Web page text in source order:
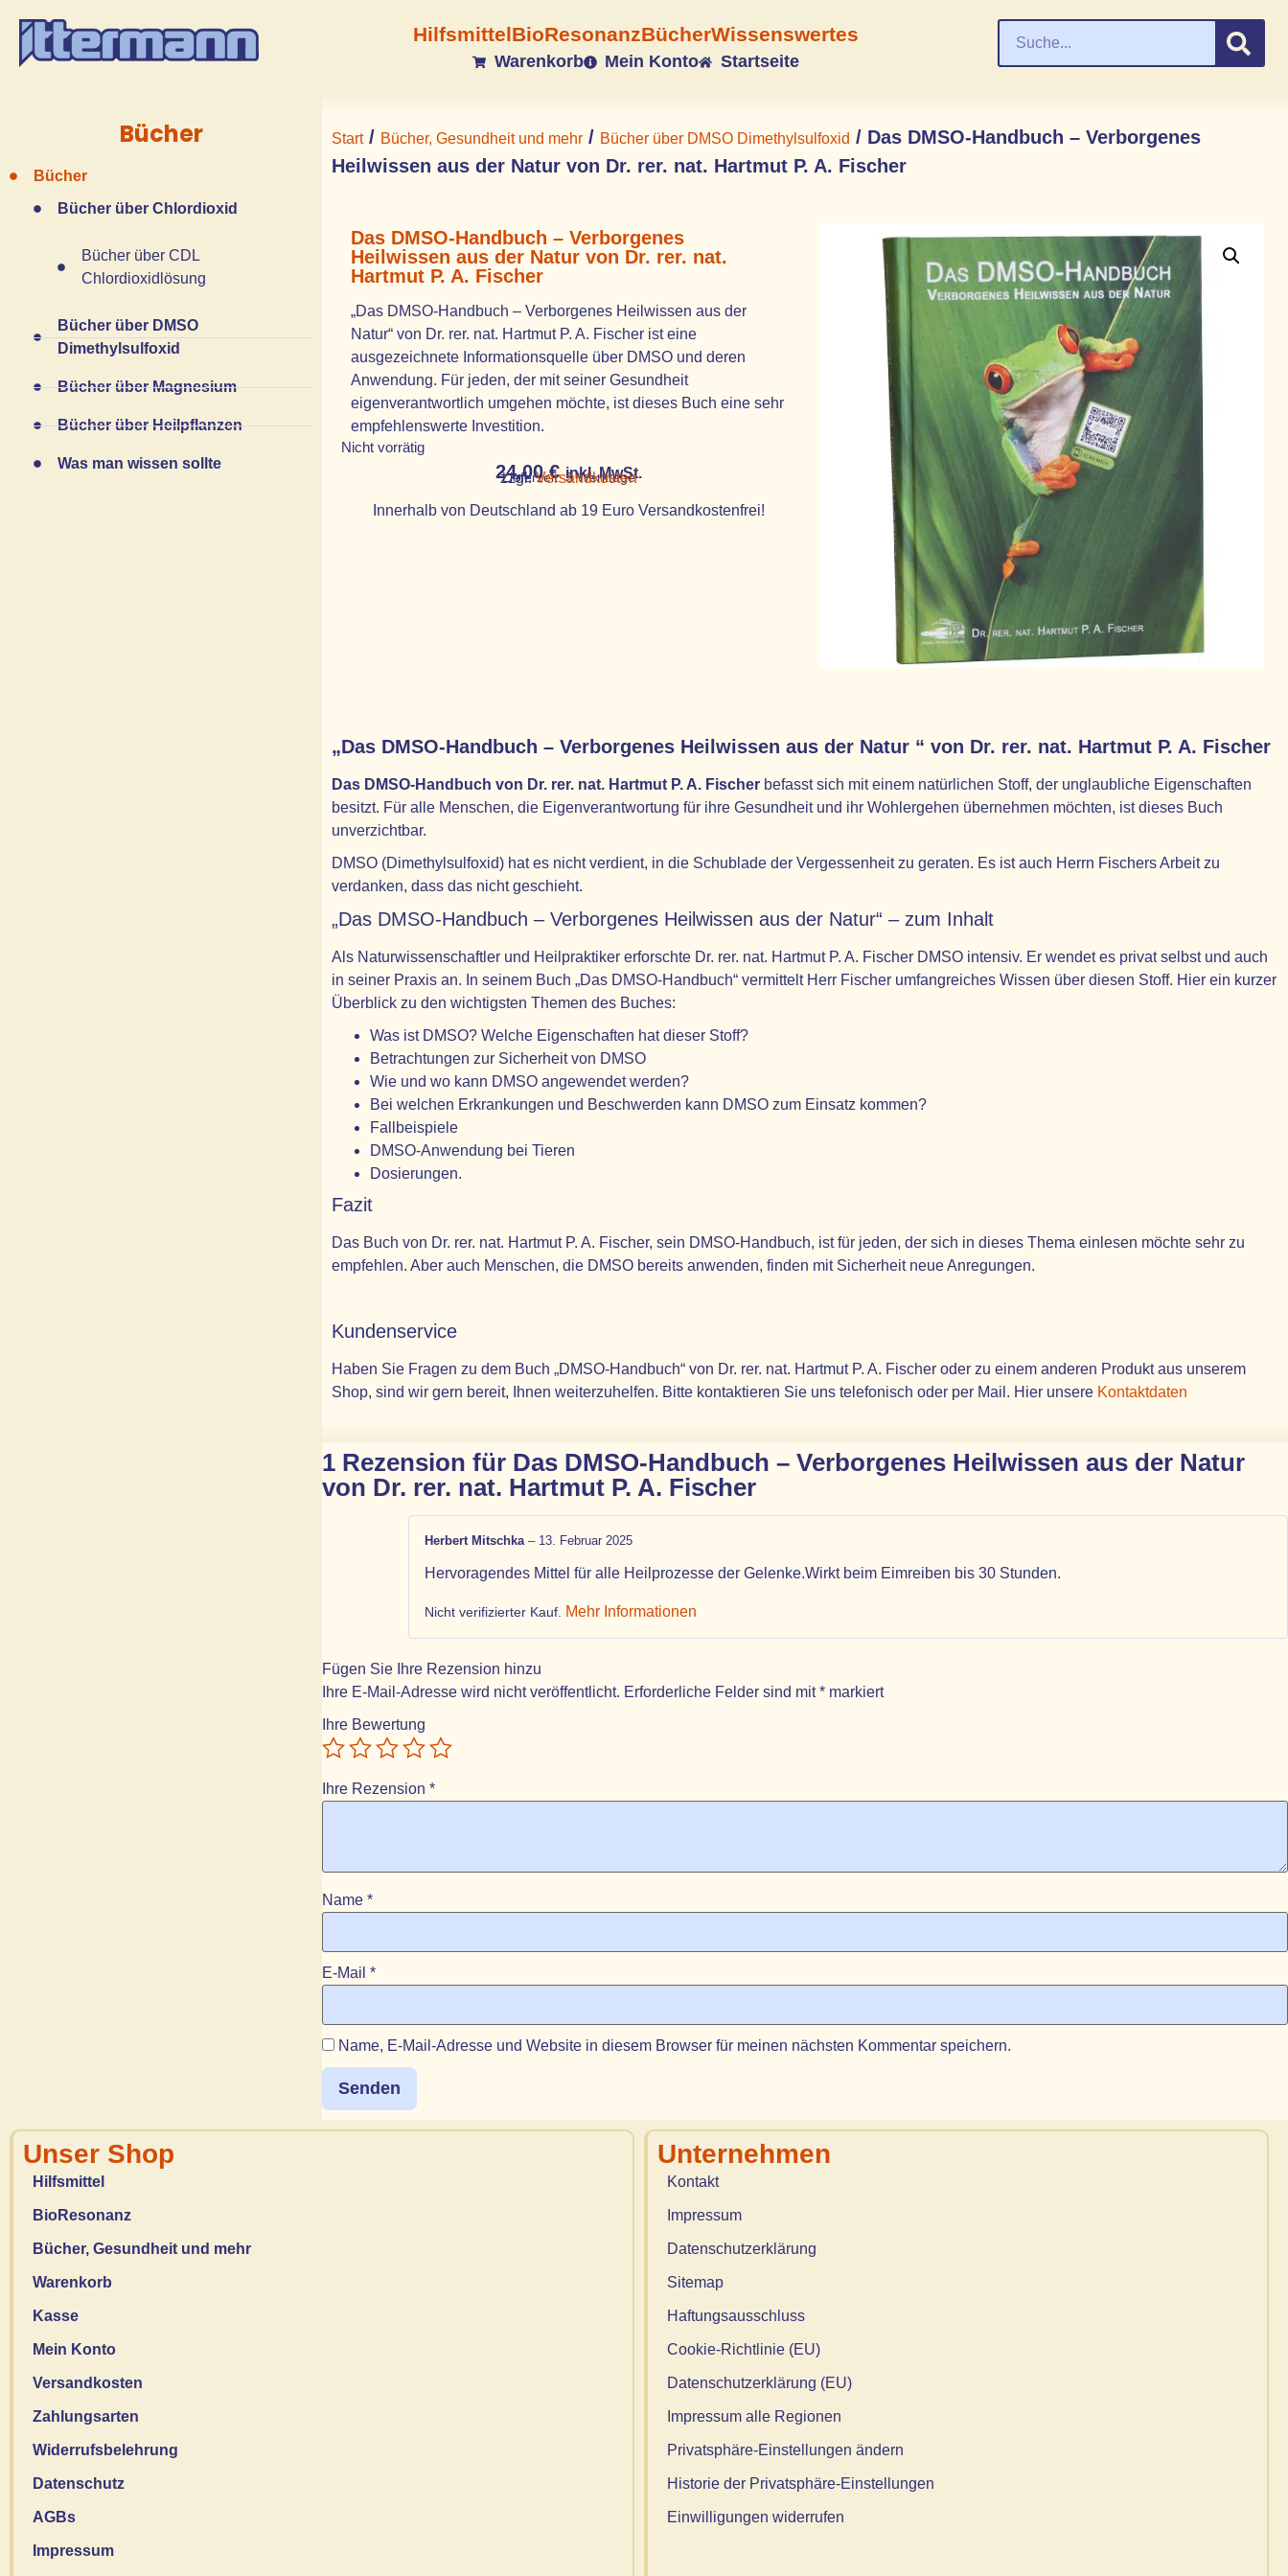
HilfsmittelBioResonanzBücherWissenswertes
Warenkorb Mein Konto Startseite
Bücher
Bücher
Bücher über Chlordioxid
Bücher über CDL
Chlordioxidlösung
Bücher über DMSO
Dimethylsulfoxid
Bücher über Magnesium
Bücher über Heilpflanzen
Was man wissen sollte
Start/ Bücher, Gesundheit und mehr / Bücher über DMSO Dimethylsulfoxid / Das DMSO-Handbuch – Verborgenes
Heilwissen aus der Natur von Dr. rer. nat. Hartmut P. A. Fischer
Das DMSO-Handbuch – Verborgenes
Heilwissen aus der Natur von Dr. rer. nat.
Hartmut P. A. Fischer
„Das DMSO-Handbuch – Verborgenes Heilwissen aus der
Natur“ von Dr. rer. nat. Hartmut P. A. Fischer ist eine
ausgezeichnete Informationsquelle über DMSO und deren
Anwendung. Für jeden, der mit seiner Gesundheit
eigenverantwortlich umgehen möchte, ist dieses Buch eine sehr
empfehlenswerte Investition.
24,00€ inkl. MwSt.
Nicht vorrätig
Lieferzeit:3 Werktage
zzgl.Versandkosten
Innerhalb von Deutschland ab 19 Euro Versandkostenfrei!
„Das DMSO-Handbuch – Verborgenes Heilwissen aus der Natur “ von Dr. rer. nat. Hartmut P. A. Fischer
Das DMSO-Handbuch von Dr. rer. nat. Hartmut P. A. Fischer befasst sich mit einem natürlichen Stoff, der unglaubliche Eigenschaften
besitzt. Für alle Menschen, die Eigenverantwortung für ihre Gesundheit und ihr Wohlergehen übernehmen möchten, ist dieses Buch
unverzichtbar.
DMSO (Dimethylsulfoxid) hat es nicht verdient, in die Schublade der Vergessenheit zu geraten. Es ist auch Herrn Fischers Arbeit zu
verdanken, dass das nicht geschieht.
„Das DMSO-Handbuch – Verborgenes Heilwissen aus der Natur“ – zum Inhalt
Als Naturwissenschaftler und Heilpraktiker erforschte Dr. rer. nat. Hartmut P. A. Fischer DMSO intensiv. Er wendet es privat selbst und auch
in seiner Praxis an. In seinem Buch „Das DMSO-Handbuch“ vermittelt Herr Fischer umfangreiches Wissen über diesen Stoff. Hier ein kurzer
Überblick zu den wichtigsten Themen des Buches:
Was ist DMSO? Welche Eigenschaften hat dieser Stoff?
Betrachtungen zur Sicherheit von DMSO
Wie und wo kann DMSO angewendet werden?
Bei welchen Erkrankungen und Beschwerden kann DMSO zum Einsatz kommen?
Fallbeispiele
DMSO-Anwendung bei Tieren
Dosierungen.
Fazit
Das Buch von Dr. rer. nat. Hartmut P. A. Fischer, sein DMSO-Handbuch, ist für jeden, der sich in dieses Thema einlesen möchte sehr zu
empfehlen. Aber auch Menschen, die DMSO bereits anwenden, finden mit Sicherheit neue Anregungen.
Kundenservice
Haben Sie Fragen zu dem Buch „DMSO-Handbuch“ von Dr. rer. nat. Hartmut P. A. Fischer oder zu einem anderen Produkt aus unserem
Shop, sind wir gern bereit, Ihnen weiterzuhelfen. Bitte kontaktieren Sie uns telefonisch oder per Mail. Hier unsere Kontaktdaten
1 Rezension für Das DMSO-Handbuch – Verborgenes Heilwissen aus der Natur
von Dr. rer. nat. Hartmut P. A. Fischer
Herbert Mitschka – 13. Februar 2025
Hervoragendes Mittel für alle Heilprozesse der Gelenke.Wirkt beim Eimreiben bis 30 Stunden.
Nicht verifizierter Kauf. Mehr Informationen
Fügen Sie Ihre Rezension hinzu
Ihre E-Mail-Adresse wird nicht veröffentlicht. Erforderliche Felder sind mit* markiert
Ihre Bewertung
Ihre Rezension *
Name *
E-Mail *
Name, E-Mail-Adresse und Website in diesem Browser für meinen nächsten Kommentar speichern.
Unser Shop
Hilfsmittel
BioResonanz
Bücher, Gesundheit und mehr
Warenkorb
Kasse
Mein Konto
Versandkosten
Zahlungsarten
Widerrufsbelehrung
Datenschutz
AGBs
Impressum
Unternehmen
Kontakt
Impressum
Datenschutzerklärung
Sitemap
Haftungsausschluss
Cookie-Richtlinie (EU)
Datenschutzerklärung (EU)
Impressum alle Regionen
Privatsphäre-Einstellungen ändern
Historie der Privatsphäre-Einstellungen
Einwilligungen widerrufen